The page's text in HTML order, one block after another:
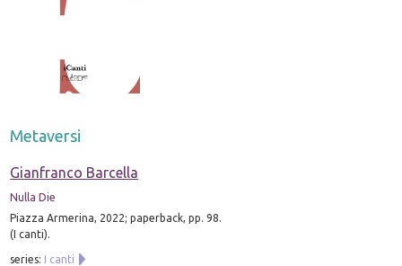
Metaversi
Gianfranco Barcella
Nulla Die
Piazza Armerina, 2022; paperback, pp. 98.
(I canti).
series: I canti